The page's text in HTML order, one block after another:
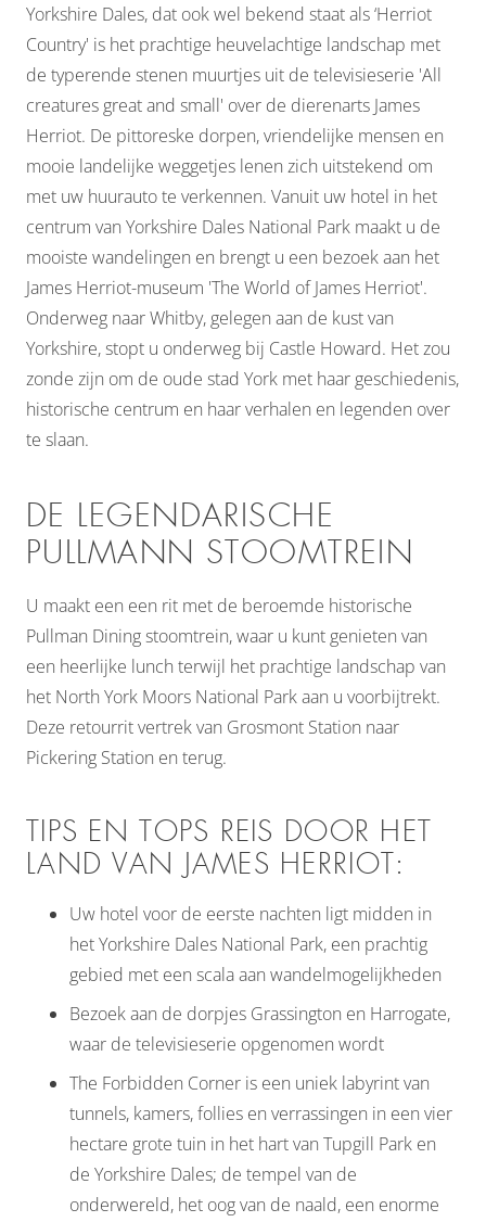
Yorkshire Dales, dat ook wel bekend staat als ‘Herriot
Country' is het prachtige heuvelachtige landschap met
de typerende stenen muurtjes uit de televisieserie 'All
creatures great and small' over de dierenarts James
Herriot. De pittoreske dorpen, vriendelijke mensen en
mooie landelijke weggetjes lenen zich uitstekend om
met uw huurauto te verkennen. Vanuit uw hotel in het
centrum van Yorkshire Dales National Park maakt u de
mooiste wandelingen en brengt u een bezoek aan het
James Herriot-museum 'The World of James Herriot'.
Onderweg naar Whitby, gelegen aan de kust van
Yorkshire, stopt u onderweg bij Castle Howard. Het zou
zonde zijn om de oude stad York met haar geschiedenis,
historische centrum en haar verhalen en legenden over
te slaan.
DE LEGENDARISCHE
PULLMANN STOOMTREIN
U maakt een een rit met de beroemde historische
Pullman Dining stoomtrein, waar u kunt genieten van
een heerlijke lunch terwijl het prachtige landschap van
het North York Moors National Park aan u voorbijtrekt.
Deze retourrit vertrek van Grosmont Station naar
Pickering Station en terug.
TIPS EN TOPS REIS DOOR HET
LAND VAN JAMES HERRIOT:
Uw hotel voor de eerste nachten ligt midden in
het Yorkshire Dales National Park, een prachtig
gebied met een scala aan wandelmogelijkheden
Bezoek aan de dorpjes Grassington en Harrogate,
waar de televisieserie opgenomen wordt
The Forbidden Corner is een uniek labyrint van
tunnels, kamers, follies en verrassingen in een vier
hectare grote tuin in het hart van Tupgill Park en
de Yorkshire Dales; de tempel van de
onderwereld, het oog van de naald, een enorme